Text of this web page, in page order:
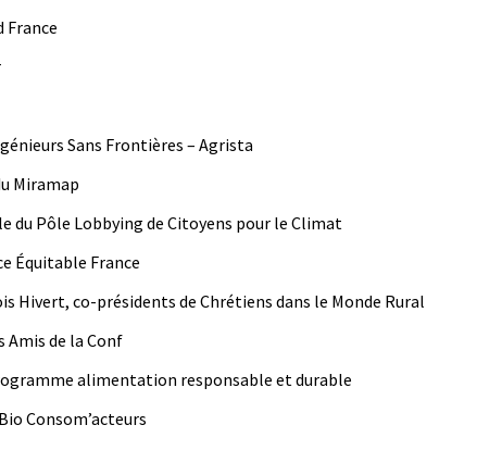
France
Sans Fron­tières – Agrista
Miramap
du Pôle Lob­by­ing de Citoyens pour le Climat
Équitable France
Hivert, co-prési­dents de Chré­tiens dans le Monde Rural
de la Conf
ali­men­ta­tion respon­s­able et durable
Consom’acteurs